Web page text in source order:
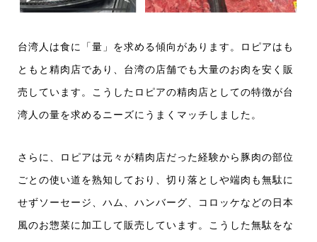
台湾人は食に「量」を求める傾向があります。ロピアはも
ともと精肉店であり、台湾の店舗でも大量のお肉を安く販
売しています。こうしたロピアの精肉店としての特徴が台
湾人の量を求めるニーズにうまくマッチしました。
さらに、ロピアは元々が精肉店だった経験から豚肉の部位
ごとの使い道を熟知しており、切り落としや端肉も無駄に
せずソーセージ、ハム、ハンバーグ、コロッケなどの日本
風のお惣菜に加工して販売しています。こうした無駄をな